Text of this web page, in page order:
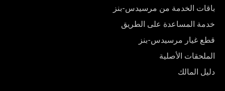
باقات الخدمة من مرسيدس-بنز
خدمة المساعدة على الطريق
قطع غيار مرسيدس-بنز
الملحقات الأصلية
دليل المالك